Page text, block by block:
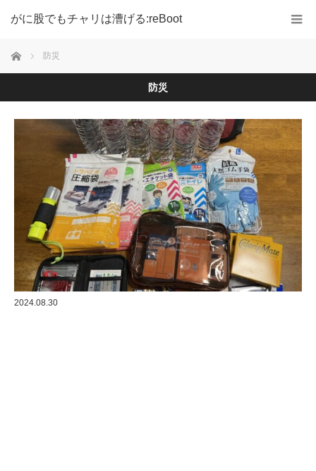
がに股でもチャリは漕げる:reBoot
ホーム 防災
防災
2024.08.30